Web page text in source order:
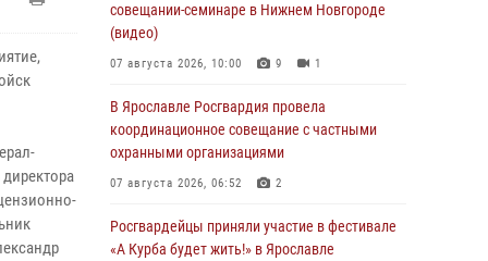
совещании-семинаре в Нижнем Новгороде
(видео)
07 августа 2026, 10:00 9 1
В Ярославле Росгвардия провела
координационное совещание с частными
охранными организациями
07 августа 2026, 06:52 2
Росгвардейцы приняли участие в фестивале
«А Курба будет жить!» в Ярославле